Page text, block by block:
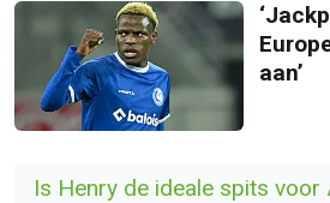
aan’
Is Henry de ideale spits voor